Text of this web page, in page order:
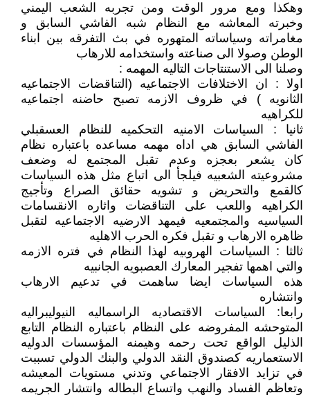
وهكذا ومع مرور الوقت ومن تجربه الشعب اليمني
وخبرته المعاشه مع النظام شبه الفاشي السابق و
مغامراته وسياساته المتهوره في بث التفرقه بين ابناء
الوطن وصولا الى صناعته واستخدامه للارهاب
وصلنا الى الاستنتاجات التاليه المهمه :
اولا : ان الاختلافات الاجتماعيه (التناقضات الاجتماعيه
الثانويه ) في ظروف الازمه تصبح حاضنه اجتماعيه
للكراهيه
ثانيا : السياسات الامنيه التحكميه للنظام العسقبلي
الفاشي السابق هي اداه مهمه مساعده باعتباره نظام
كان يشعر بعجزه وعدم تقبل المجتمع له وضعف
مشروعيته الشعبيه فيلجأ الى اتباع مثل هذه السياسات
كالقمع والتحريض و تشويه حقائق الصراع وتأجيج
الكراهيه واللعب على التناقضات واثاره الانقسامات
السياسيه والمجتمعيه فيمهد الارضيه الاجتماعيه لتقبل
ظاهره الارهاب و تقبل فكره الحرب الاهليه
ثالثا : السياسات الهروبيه لهذا النظام في فتره الازمه
والتي اهمها تفجير المعارك العصبويه الجانبيه
هذه السياسات ايضا ساهمت في تدعيم الارهاب
وانتشاره
رابعا: السياسات الاقتصاديه الراسماليه النيوليبراليه
المتوحشه المفروضه على النظام باعتباره النظام التابع
الذليل الواقع تحت رحمه وهيمنه المؤسسات الدوليه
الاستعماريه كصندوق النقد الدولي والبنك الدولي تسببت
في تزايد الافقار الاجتماعي وتدني مستويات المعيشه
وتعاظم الفساد والنهب واتساع البطاله وانتشار الجريمه